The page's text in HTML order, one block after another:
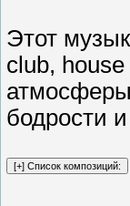
Этот
club,
бодрости